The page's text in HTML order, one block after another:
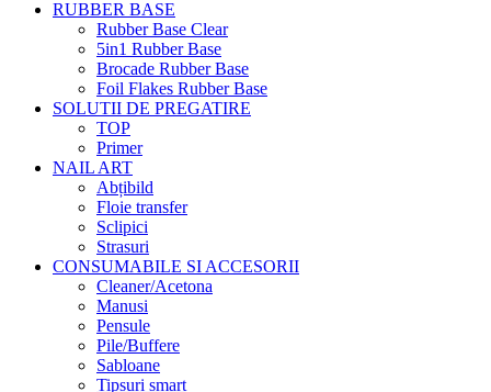
RUBBER BASE
Rubber Base Clear
5in1 Rubber Base
Brocade Rubber Base
Foil Flakes Rubber Base
SOLUTII DE PREGATIRE
TOP
Primer
NAIL ART
Abțibild
Floie transfer
Sclipici
Strasuri
CONSUMABILE SI ACCESORII
Cleaner/Acetona
Manusi
Pensule
Pile/Buffere
Sabloane
Tipsuri smart